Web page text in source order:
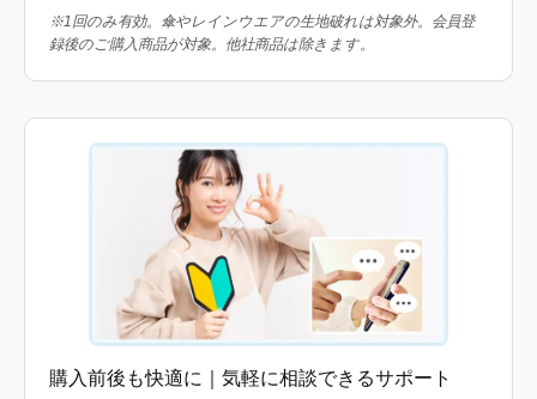
※1回のみ有効。傘やレインウエアの生地破れは対象外。会員登
録後のご購入商品が対象。他社商品は除きます。
購入前後も快適に｜気軽に相談できるサポート